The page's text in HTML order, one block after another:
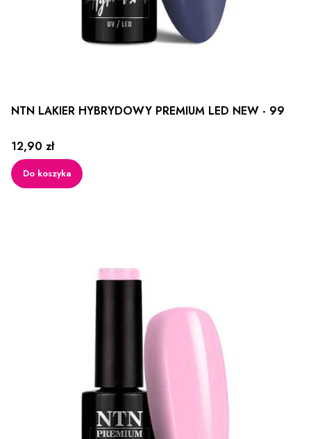
NTN LAKIER HYBRYDOWY PREMIUM LED NEW - 99
Cena
12,90 zł
Do koszyka